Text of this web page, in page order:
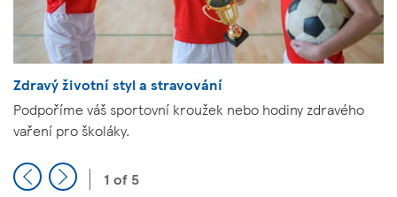
Zdravý životní styl a stravování
Podpoříme váš sportovní kroužek nebo hodiny zdravého
vaření pro školáky.
PreviousNext 1 of 5